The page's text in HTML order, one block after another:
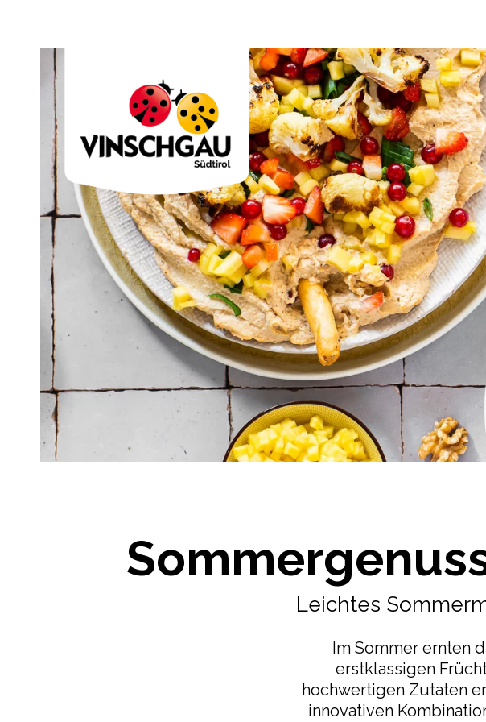
Leichtes
Im Sommer ernten
erstklassigen
hochwertigen Zutaten
innovativen